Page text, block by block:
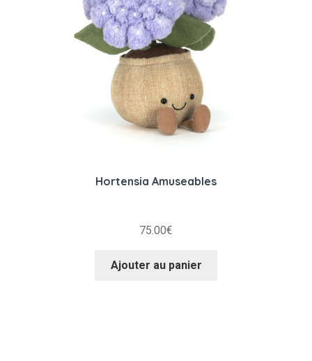
Hortensia Amuseables
75.00€
Ajouter au panier